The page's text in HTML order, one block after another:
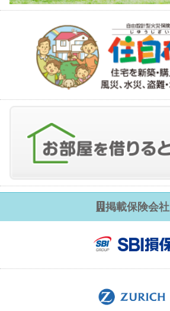
掲載保険会社